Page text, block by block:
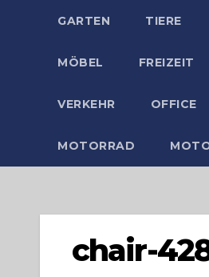
GARTEN TIERE
MÖBEL FREIZEIT
VERKEHR OFFICE
MOTORRAD
chair-